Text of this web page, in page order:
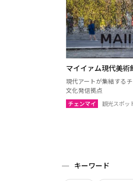
マイイァム現代美術
現代アートが集結する
文化発信拠点
チェンマイ 観光スポッ
キーワード